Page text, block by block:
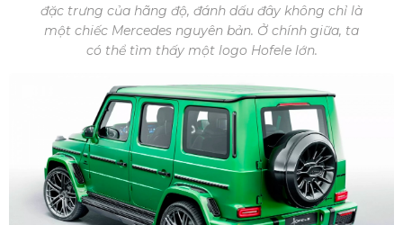
đặc trưng của hãng độ, đánh dấu đây không chỉ là
một chiếc Mercedes nguyên bản. Ở chính giữa, ta
có thể tìm thấy một logo Hofele lớn.